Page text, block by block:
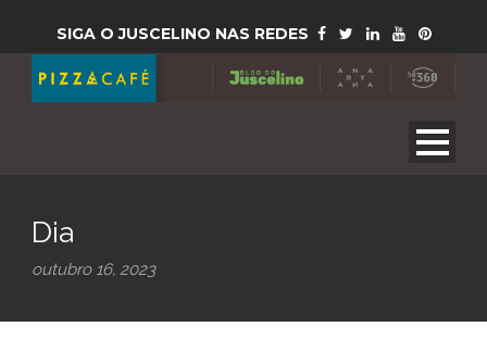
SIGA O JUSCELINO NAS REDES
Dia
outubro 16, 2023